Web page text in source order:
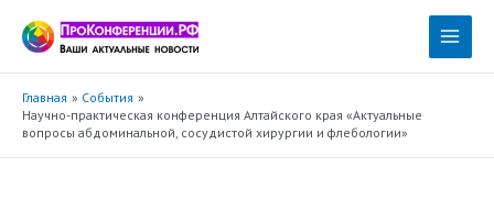
содержимому
Main
Главная
События
Научно-практическая конференция Алтайского края «Актуальные
вопросы абдоминальной, сосудистой хирургии и флебологии»